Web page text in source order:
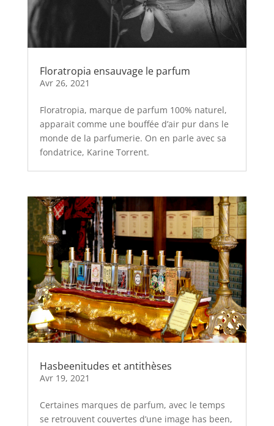
Floratropia ensauvage le parfum
Avr 26, 2021
Floratropia, marque de parfum 100% naturel,
apparait comme une bouffée d’air pur dans le
monde de la parfumerie. On en parle avec sa
fondatrice, Karine Torrent.
Hasbeenitudes et antithèses
Avr 19, 2021
Certaines marques de parfum, avec le temps
se retrouvent couvertes d’une image has been,